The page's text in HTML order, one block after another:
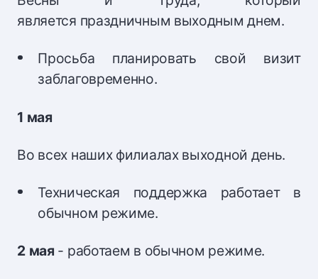
является праздничным выходным днем.
Просьба планировать свой визит
заблаговременно.
1 мая
Во всех наших филиалах выходной день.
Техническая поддержка работает в
обычном режиме.
2 мая - работаем в обычном режиме.